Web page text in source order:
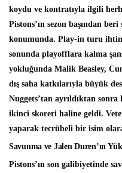
koydu ve kontratıyla ilgili
Pistons’ın sezon başından
konumunda. Play-in turu
sonunda playofflara kalma
yokluğunda Malik Beasley,
dış saha katkılarıyla büyük
Nuggets’tan ayrıldıktan
ikinci skoreri haline geldi.
yaparak tecrübeli bir isim
Savunma ve Jalen Duren’ın
Pistons’ın son galibiyetinde